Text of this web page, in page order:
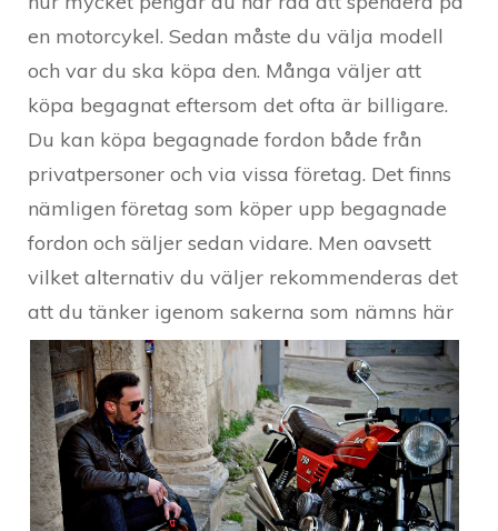
en motorcykel. Sedan måste du välja modell
och var du ska köpa den. Många väljer att
köpa begagnat eftersom det ofta är billigare.
Du kan köpa begagnade fordon både från
privatpersoner och via vissa företag. Det finns
nämligen företag som köper upp begagnade
fordon och säljer sedan vidare. Men oavsett
vilket alternativ du väljer rekommenderas det
att du tänker igenom sakerna som nämns här